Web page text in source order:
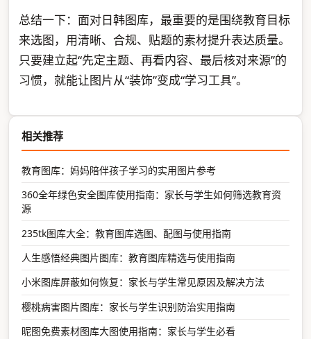
总结一下：面对日韩图库，最重要的是围绕教育目标
来选图，用清晰、合规、贴题的素材提升表达质量。
只要建立起“先定主题、再看内容、最后核对来源”的
习惯，就能让图片从“装饰”变成“学习工具”。
相关推荐
教育图库：妈妈陪伴孩子学习的实用图片参考
360全年绿色安全图库使用指南：家长与学生如何筛选教育资
源
235tk图库大全：教育图库选图、配图与使用指南
人生感悟经典图片图库：教育图库精选与使用指南
小米图库屏蔽如何恢复：家长与学生常见原因及解决方法
樱桃病害图片图库：家长与学生识别防治实用指南
昵图免费素材图库大图使用指南：家长与学生必看